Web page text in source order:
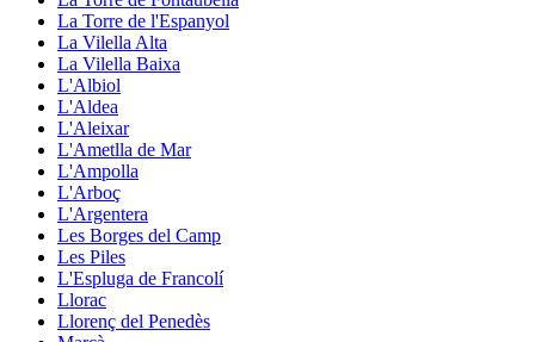
La Torre de l'Espanyol
La Vilella Alta
La Vilella Baixa
L'Albiol
L'Aldea
L'Aleixar
L'Ametlla de Mar
L'Ampolla
L'Arboç
L'Argentera
Les Borges del Camp
Les Piles
L'Espluga de Francolí
Llorac
Llorenç del Penedès